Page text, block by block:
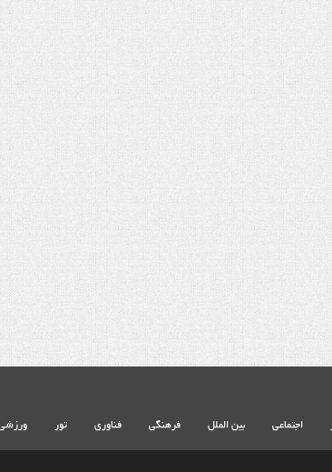
شهادت حضرت آیت الله‌العظمی
اجتماعی بین الملل فرهنگی فناوری تور